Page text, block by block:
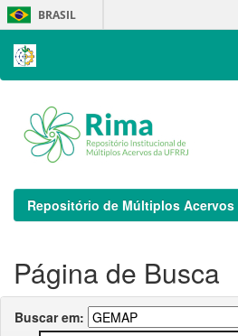
Skip
navigation
BRASIL
Repositório de Múltiplos Acervos
Página de Busca
Buscar em: